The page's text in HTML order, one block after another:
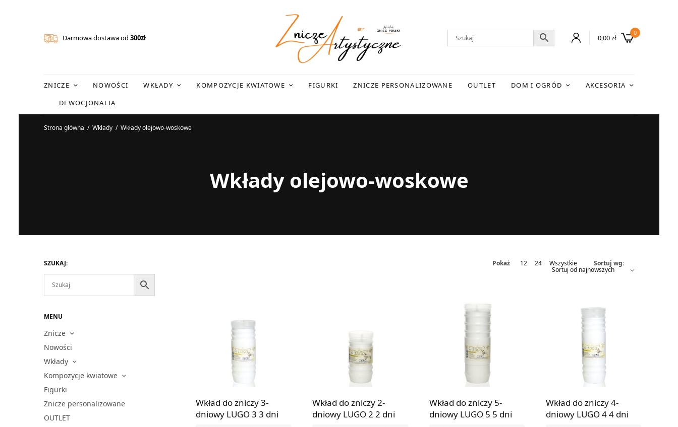
Darmowa dostawa od300zł 0,00zł
0
ZNICZE NOWOŚCI WKŁADY KOMPOZYCJE KWIATOWE FIGURKI ZNICZE PERSONALIZOWANE OUTLET DOM I OGRÓD
AKCESORIA
DEWOCJONALIA
Strona główna / Wkłady / Wkłady olejowo-woskowe
Wkłady olejowo-woskowe
SZUKAJ:
MENU
Znicze
Nowości
Wkłady
Kompozycje kwiatowe
Figurki
Znicze personalizowane
OUTLET
Pokaż 12 24 Wszystkie Sortuj wg:
Wkład do zniczy 3-
dniowy LUGO 3 3 dni
Wkład do zniczy 2-
dniowy LUGO 2 2 dni
Wkład do zniczy 5-
dniowy LUGO 5 5 dni
Wkład do zniczy 4-
dniowy LUGO 4 4 dni